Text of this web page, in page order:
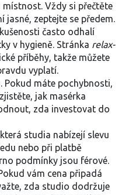
Vždy si přečtěte
jasné, zeptejte se předem.
často odhalí
v hygieně. Stránka relax-
příběhy, takže můžete
vyplatí.
Pokud máte pochybnosti,
jak masérka
zda investovat do
studia nabízejí slevu
nebo při platbě
podmínky jsou férové.
vám cena připadá
zda studio dodržuje